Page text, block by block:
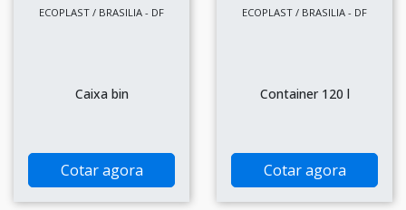
ECOPLAST / BRASILIA - DF
Caixa bin
Cotar agora
ECOPLAST / BRASILIA - DF
Container 120 l
Cotar agora